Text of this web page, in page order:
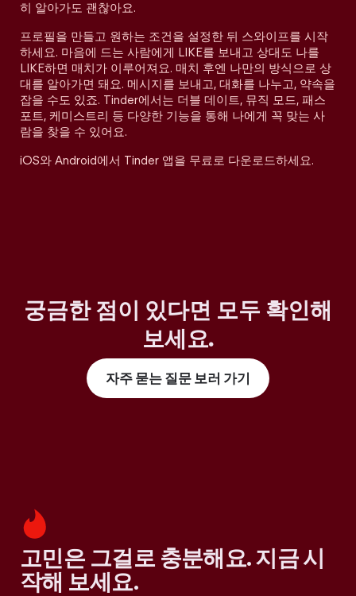
히 알아가도 괜찮아요.
프로필을 만들고 원하는 조건을 설정한 뒤 스와이프를 시작
하세요. 마음에 드는 사람에게 LIKE를 보내고 상대도 나를
LIKE하면 매치가 이루어져요. 매치 후엔 나만의 방식으로 상
대를 알아가면 돼요. 메시지를 보내고, 대화를 나누고, 약속을
잡을 수도 있죠. Tinder에서는 더블 데이트, 뮤직 모드, 패스
포트, 케미스트리 등 다양한 기능을 통해 나에게 꼭 맞는 사
람을 찾을 수 있어요.
iOS와 Android에서 Tinder 앱을 무료로 다운로드하세요.
궁금한 점이 있다면 모두 확인해
보세요.
자주 묻는 질문 보러 가기
고민은 그걸로 충분해요. 지금 시
작해 보세요.